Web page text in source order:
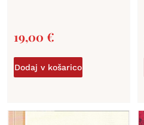
19,00 €
Dodaj v košarico